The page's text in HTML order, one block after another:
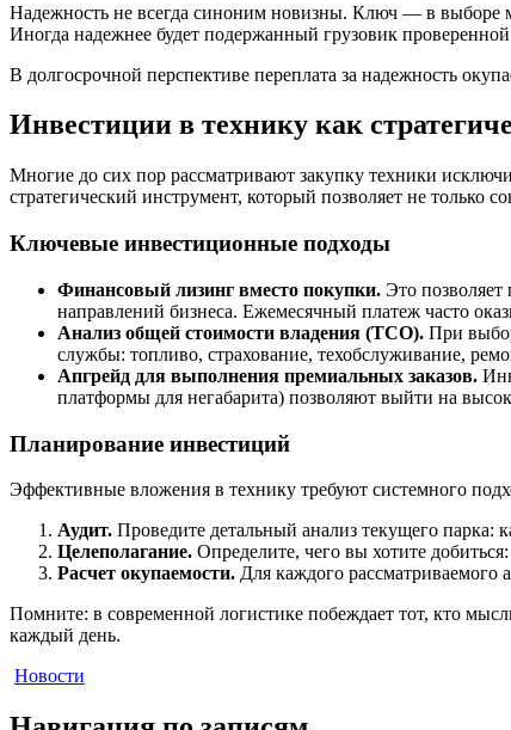
Надежность не всегда синоним новизны. Ключ — в выборе
Иногда надежнее будет подержанный грузовик
В долгосрочной перспективе переплата за надежность
Инвестиции в технику как
Многие до сих пор рассматривают закупку техники
стратегический инструмент, который позволяет не только
Ключевые инвестиционные подходы
Финансовый лизинг вместо покупки. Это позволяет
направлений бизнеса. Ежемесячный платеж часто
Анализ общей стоимости владения (TCO). При
службы: топливо, страхование, техобслуживание,
Апгрейд для выполнения премиальных заказов.
платформы для негабарита) позволяют выйти на
Планирование инвестиций
Эффективные вложения в технику требуют системного
Аудит. Проведите детальный анализ текущего
Целеполагание. Определите, чего вы хотите
Расчет окупаемости. Для каждого рассматриваемого
Помните: в современной логистике побеждает тот, кто
каждый день.
Новости